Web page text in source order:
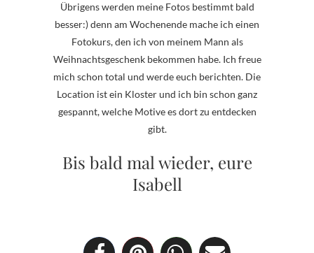
Übrigens werden meine Fotos bestimmt bald
besser:) denn am Wochenende mache ich einen
Fotokurs, den ich von meinem Mann als
Weihnachtsgeschenk bekommen habe. Ich freue
mich schon total und werde euch berichten. Die
Location ist ein Kloster und ich bin schon ganz
gespannt, welche Motive es dort zu entdecken
gibt.
Bis bald mal wieder, eure
Isabell